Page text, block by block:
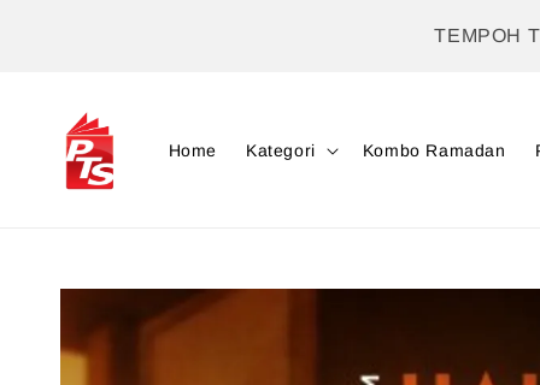
TEMPOH
Home Kategori Kombo Ramadan